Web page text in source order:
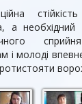
а необхідний
і молоді